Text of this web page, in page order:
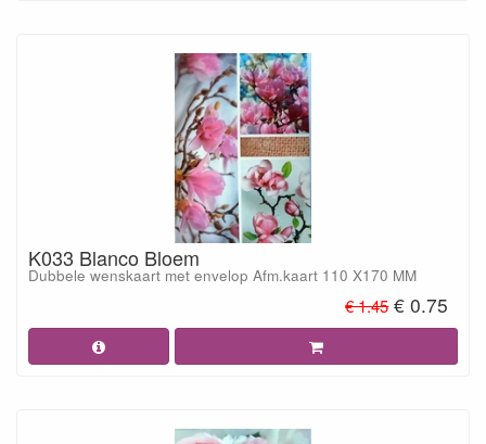
K033 Blanco Bloem
Dubbele wenskaart met envelop Afm.kaart 110 X170 MM
€ 1.45 € 0.75